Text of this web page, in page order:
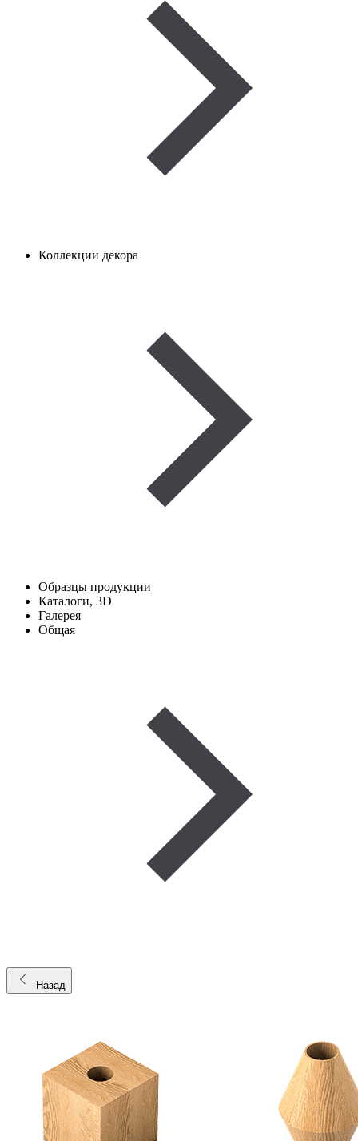
Коллекции декора
Образцы продукции
Каталоги, 3D
Галерея
Общая
Назад